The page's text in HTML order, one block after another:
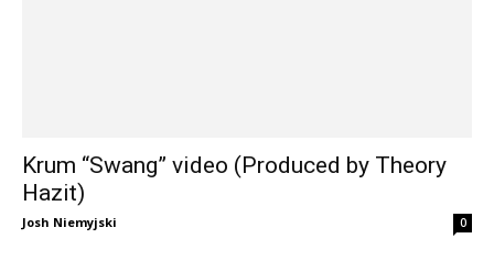
Krum “Swang” video (Produced by Theory
Hazit)
Josh Niemyjski 0